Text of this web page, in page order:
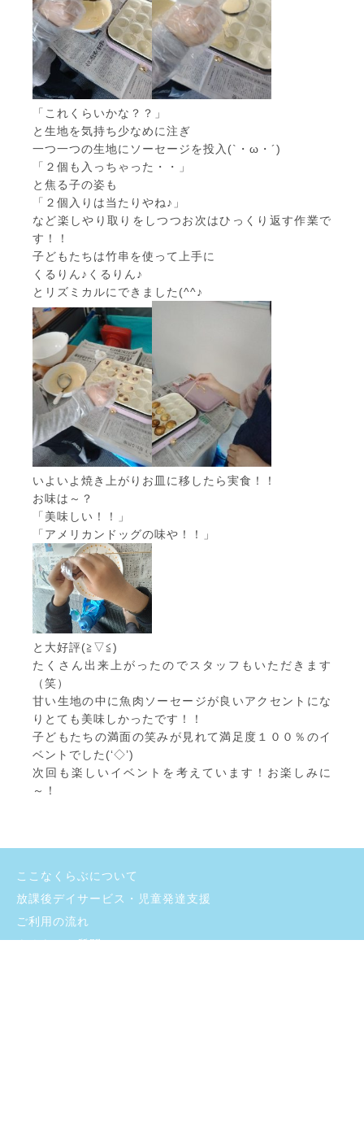
「これくらいかな？？」
と生地を気持ち少なめに注ぎ
一つ一つの生地にソーセージを投入(`・ω・´)
「２個も入っちゃった・・」
と焦る子の姿も
「２個入りは当たりやね♪」
など楽しやり取りをしつつお次はひっくり返す作業で
す！！
子どもたちは竹串を使って上手に
くるりん♪くるりん♪
とリズミカルにできました(^^♪
いよいよ焼き上がりお皿に移したら実食！！
お味は～？
「美味しい！！」
「アメリカンドッグの味や！！」
と大好評(≧▽≦)
たくさん出来上がったのでスタッフもいただきます
（笑）
甘い生地の中に魚肉ソーセージが良いアクセントにな
りとても美味しかったです！！
子どもたちの満面の笑みが見れて満足度１００％のイ
ベントでした(‘◇’)ゞ
次回も楽しいイベントを考えています！お楽しみに
～！
ここなくらぶについて
放課後デイサービス・児童発達支援
ご利用の流れ
よくあるご質問